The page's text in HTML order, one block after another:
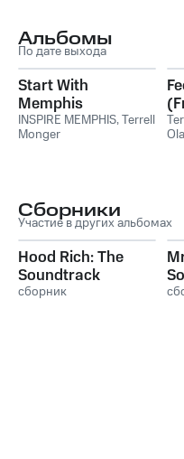
Альбомы
По дате выхода
Start With
Memphis
INSPIRE MEMPHIS,Terrell
Monger
Сборники
Участие в других альбомах
Hood Rich: The
Soundtrack
сборник